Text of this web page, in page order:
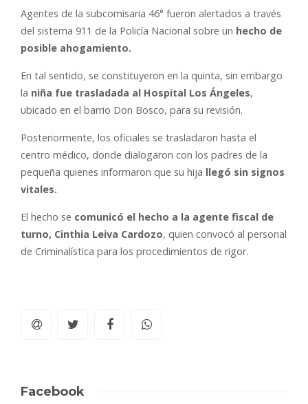
Agentes de la subcomisaria 46° fueron alertados a través
del sistema 911 de la Policía Nacional sobre un hecho de
posible ahogamiento.
En tal sentido, se constituyeron en la quinta, sin embargo
la niña fue trasladada al Hospital Los Ángeles,
ubicado en el barrio Don Bosco, para su revisión.
Posteriormente, los oficiales se trasladaron hasta el
centro médico, donde dialogaron con los padres de la
pequeña quienes informaron que su hija llegó sin signos
vitales.
El hecho se comunicó el hecho a la agente fiscal de
turno, Cinthia Leiva Cardozo, quien convocó al personal
de Criminalística para los procedimientos de rigor.
Facebook